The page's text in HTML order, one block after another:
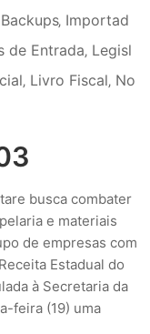
‚ Importad
de Entrada‚ Legisl
‚ Livro Fiscal‚ No
busca combater
e materiais
de empresas com
Estadual do
à Secretaria da
feira (19) uma